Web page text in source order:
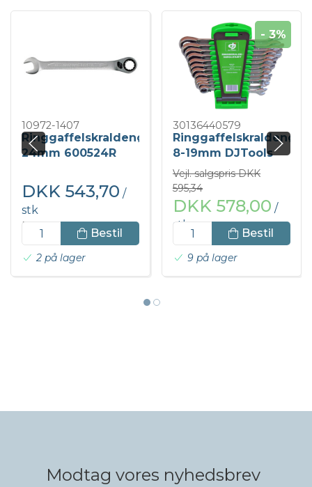
10972-1407
Ringgaffelskraldenøgle
24mm 600524R
DKK 543,70 /
stk
DKK 679,63 inkl. moms
Bestil
2 på lager
- 3%
30136440579
8-19mm DJTools
Vejl. salgspris DKK
595,34
DKK 578,00 /
stk
DKK 722,50 inkl. moms
Bestil
9 på lager
Modtag vores nyhedsbrev